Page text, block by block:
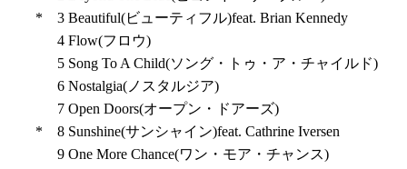
*
3 Beautiful(ビューティフル)feat. Brian Kennedy
4 Flow(フロウ)
5 Song To A Child(ソング・トゥ・ア・チャイルド)
6 Nostalgia(ノスタルジア)
7 Open Doors(オープン・ドアーズ)
*
8 Sunshine(サンシャイン)feat. Cathrine Iversen
9 One More Chance(ワン・モア・チャンス)